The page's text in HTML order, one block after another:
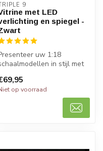
9
met LED
en spiegel -
uw 1:18
in stijl met
v...
op voorraad